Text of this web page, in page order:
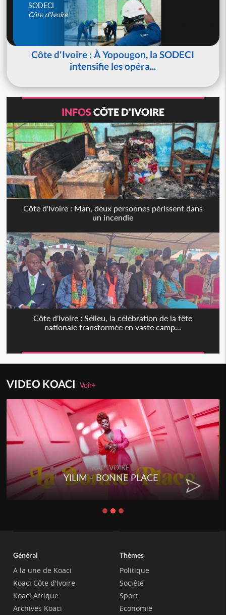
SODECI
Côte d'Ivoire
Côte d'Ivoire : À Yopougon, la SODECI
intensifie les opéra...
INFOSCÔTE D'IVOIRE
Côte d'Ivoire : Man, deux personnes périssent dans
un incendie
Côte d'Ivoire : Séileu, la célébration de la fête
nationale transformée en vaste camp...
VIDEO KOACIVoir+
PLACE
RAP
RENARD
CHAT
Général
A la une de Koaci
Koaci Côte d'Ivoire
Koaci Afrique
Archives Koaci
Thèmes
Politique
Société
Sport
Economie